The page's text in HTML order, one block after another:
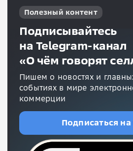
Полезный контент
Подписывайтесь
на Telegram-канал
«О чём говорят
Пишем о новостях и
событиях в мире
коммерции
Подписаться на